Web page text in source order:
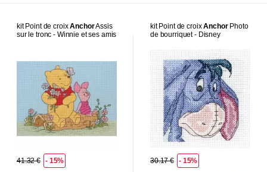
kit Point de croixAnchorAssis
sur le tronc - Winnie et ses amis
41.32 € - 15%
kit Point de croixAnchorPhoto
de bourriquet - Disney
30.17 € - 15%